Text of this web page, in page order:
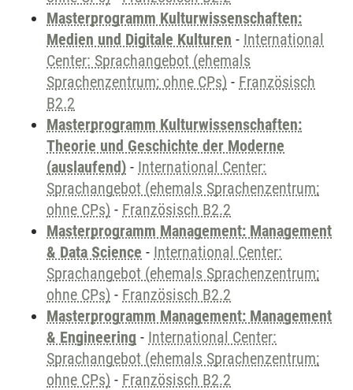
Masterprogramm Kulturwissenschaften:
Medien und Digitale Kulturen - International
Center: Sprachangebot (ehemals
Sprachenzentrum; ohne CPs) - Französisch
B2.2
Masterprogramm Kulturwissenschaften:
Theorie und Geschichte der Moderne
(auslaufend) - International Center:
Sprachangebot (ehemals Sprachenzentrum;
ohne CPs) - Französisch B2.2
Masterprogramm Management: Management
& Data Science - International Center:
Sprachangebot (ehemals Sprachenzentrum;
ohne CPs) - Französisch B2.2
Masterprogramm Management: Management
& Engineering - International Center:
Sprachangebot (ehemals Sprachenzentrum;
ohne CPs) - Französisch B2.2